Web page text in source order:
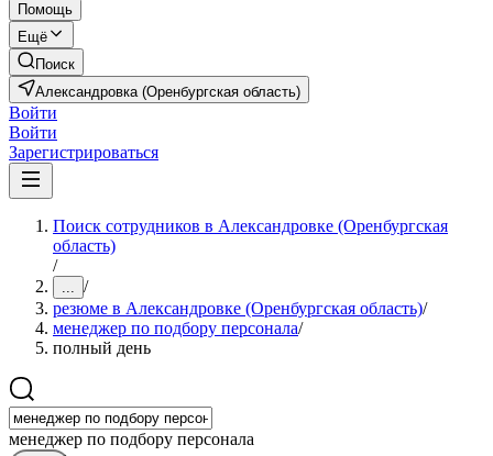
Помощь
Ещё
Поиск
Александровка (Оренбургская область)
Войти
Войти
Зарегистрироваться
Поиск сотрудников в Александровке (Оренбургская
область)
/
... /
резюме в Александровке (Оренбургская область)/
менеджер по подбору персонала/
полный день
менеджер по подбору персонала